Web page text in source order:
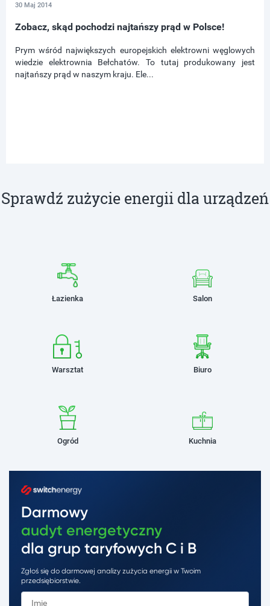
30 Maj 2014
Zobacz, skąd pochodzi najtańszy prąd w Polsce!
Prym wśród największych europejskich elektrowni węglowych
wiedzie elektrownia Bełchatów. To tutaj produkowany jest
najtańszy prąd w naszym kraju. Ele...
Sprawdź zużycie energii dla urządzeń
Łazienka Salon
Warsztat Biuro
Ogród Kuchnia
Darmowy
audyt energetyczny
dla grup taryfowych C i B
Zgłoś się do darmowej analizy zużycia energii w Twoim
przedsiębiorstwie.